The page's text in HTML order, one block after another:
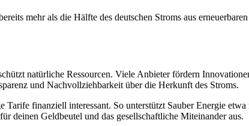
mehr als die Hälfte des deutschen Stroms aus
natürliche Ressourcen. Viele Anbieter fördern
und Nachvollziehbarkeit über die Herkunft des Stroms.
finanziell interessant. So unterstützt Sauber Energie
deinen Geldbeutel und das gesellschaftliche Miteinander aus.